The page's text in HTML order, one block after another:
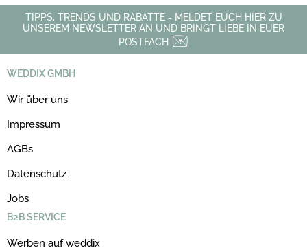
TIPPS, TRENDS UND RABATTE - MELDET EUCH HIER ZU
UNSEREM NEWSLETTER AN UND BRINGT LIEBE IN EUER
POSTFACH
WEDDIX GMBH
Wir über uns
Impressum
AGBs
Datenschutz
Jobs
B2B SERVICE
Werben auf weddix